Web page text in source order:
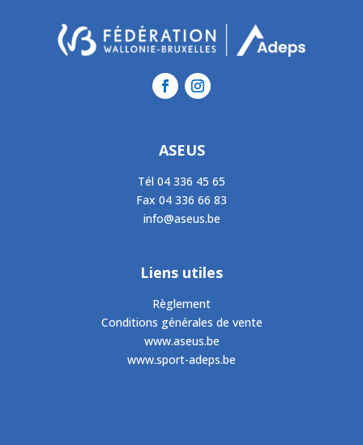
ASEUS
Tél 04 336 45 65
Fax 04 336 66 83
info@aseus.be
Liens utiles
Règlement
Conditions générales de vente
www.aseus.be
www.sport-adeps.be